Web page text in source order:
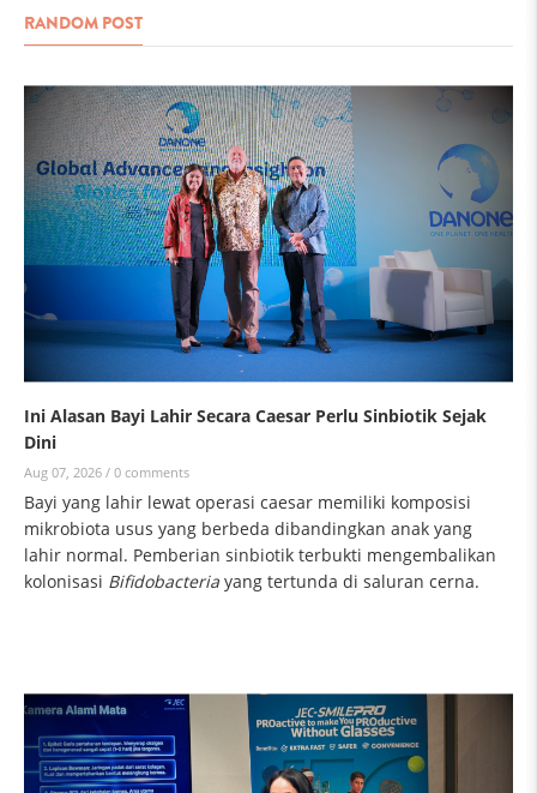
RANDOM POST
Ini Alasan Bayi Lahir Secara Caesar Perlu Sinbiotik Sejak
Dini
Aug 07, 2026 / 0 comments
Bayi yang lahir lewat operasi caesar memiliki komposisi
mikrobiota usus yang berbeda dibandingkan anak yang
lahir normal. Pemberian sinbiotik terbukti mengembalikan
kolonisasi Bifidobacteria yang tertunda di saluran cerna.